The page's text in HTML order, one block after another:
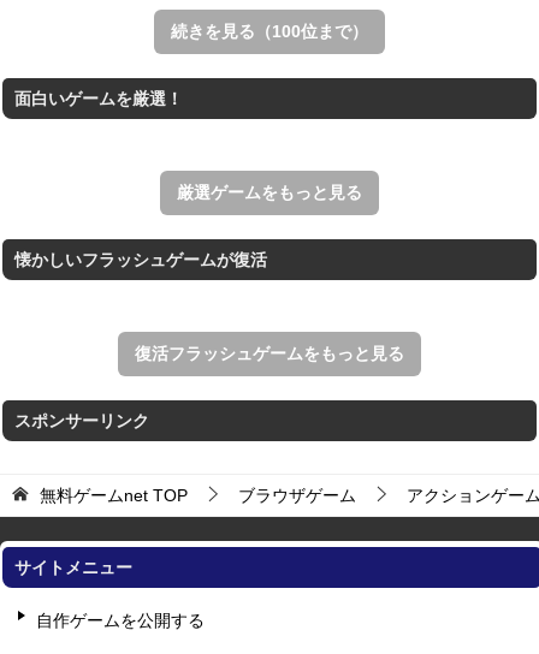
リアルな麻雀牌を使う18種類の上海ゲーム。
王国を構築していく放置系のシミュレーションゲーム。
すべての矢印を画面外へ導くパズルゲーム。
続きを見る（100位まで）
面白いゲームを厳選！
厳選ゲームをもっと見る
懐かしいフラッシュゲームが復活
復活フラッシュゲームをもっと見る
スポンサーリンク
無料ゲームnet TOP ブラウザゲーム アクションゲー
サイトメニュー
自作ゲームを公開する